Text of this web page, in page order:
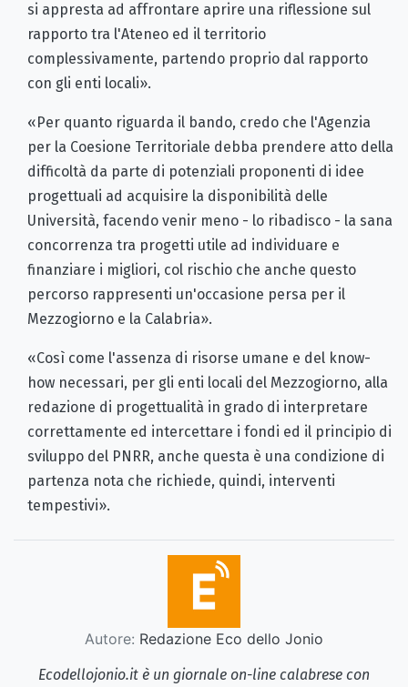
si appresta ad affrontare aprire una riflessione sul
rapporto tra l'Ateneo ed il territorio
complessivamente, partendo proprio dal rapporto
con gli enti locali».
«Per quanto riguarda il bando, credo che l'Agenzia
per la Coesione Territoriale debba prendere atto della
difficoltà da parte di potenziali proponenti di idee
progettuali ad acquisire la disponibilità delle
Università, facendo venir meno - lo ribadisco - la sana
concorrenza tra progetti utile ad individuare e
finanziare i migliori, col rischio che anche questo
percorso rappresenti un'occasione persa per il
Mezzogiorno e la Calabria».
«Così come l'assenza di risorse umane e del know-
how necessari, per gli enti locali del Mezzogiorno, alla
redazione di progettualità in grado di interpretare
correttamente ed intercettare i fondi ed il principio di
sviluppo del PNRR, anche questa è una condizione di
partenza nota che richiede, quindi, interventi
tempestivi».
Autore: Redazione Eco dello Jonio
Ecodellojonio.it è un giornale on-line calabrese con